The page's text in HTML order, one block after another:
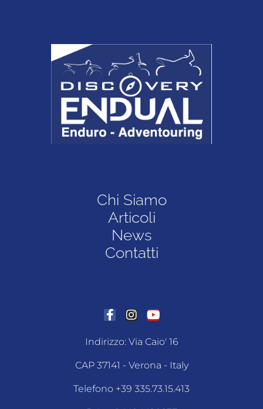
Chi Siamo
Articoli
News
Contatti
Indirizzo: Via Caio' 16
CAP 37141 - Verona - Italy
Telefono +39 335.73.15.413